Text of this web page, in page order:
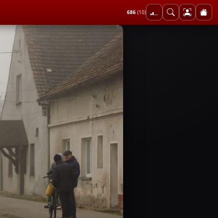
686 (10)